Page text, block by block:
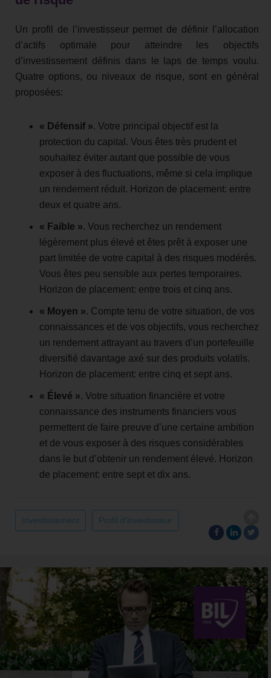
Un profil de l’investisseur permet de définir l’allocation
d’actifs optimale pour atteindre les objectifs
d’investissement définis dans le laps de temps voulu.
Quatre options, ou niveaux de risque, sont en général
proposées:
« Défensif ». Votre principal objectif est la
protection du capital. Vous êtes très prudent et
souhaitez éviter autant que possible de vous
exposer à des fluctuations, même si cela implique
un rendement réduit. Horizon de placement: entre
deux et quatre ans.
« Faible ». Vous recherchez un rendement
légèrement plus élevé et êtes prêt à exposer une
part limitée de votre capital à des risques modérés.
Vous êtes peu sensible aux pertes temporaires.
Horizon de placement: entre trois et cinq ans.
« Moyen ». Compte tenu de votre situation, de vos
connaissances et de vos objectifs, vous recherchez
un rendement attrayant au travers d’un portefeuille
diversifié davantage axé sur des produits volatils.
Horizon de placement: entre cinq et sept ans.
« Élevé ». Votre situation financière et votre
connaissance des instruments financiers vous
permettent de faire preuve d’une certaine ambition
et de vous exposer à des risques considérables
dans le but d’obtenir un rendement élevé. Horizon
de placement: entre sept et dix ans.
Investissement Profil d'investisseur